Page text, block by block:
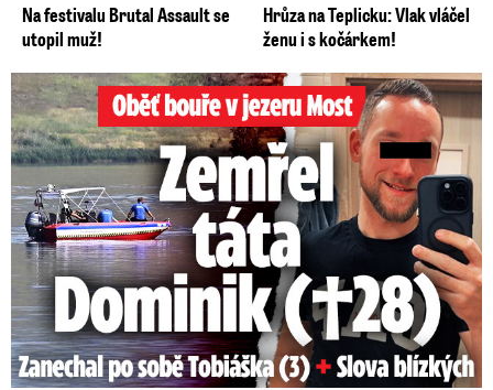
Na festivalu Brutal Assault se
utopil muž!
Hrůza na Teplicku: Vlak vláčel
ženu i s kočárkem!
Oběť bouře v jezeru Most: Zemřel táta Dominik (†28)